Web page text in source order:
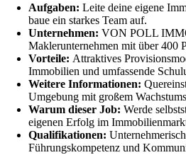
Aufgaben: Leite deine eigene
baue ein starkes Team auf.
Unternehmen: VON POLL
Maklerunternehmen mit über 400
Vorteile: Attraktives
Immobilien und umfassende
Weitere Informationen:
Umgebung mit großem
Warum dieser Job: Werde
eigenen Erfolg im
Qualifikationen:
Führungskompetenz und